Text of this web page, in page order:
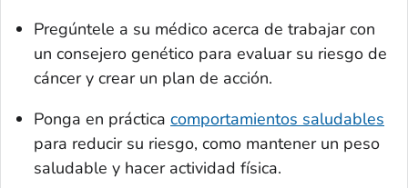
Pregúntele a su médico acerca de trabajar con
un consejero genético para evaluar su riesgo de
cáncer y crear un plan de acción.
Ponga en práctica comportamientos saludables
para reducir su riesgo, como mantener un peso
saludable y hacer actividad física.